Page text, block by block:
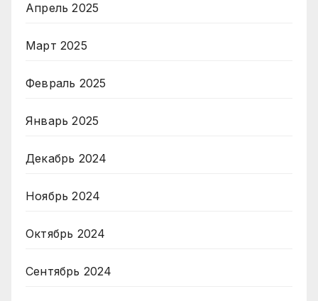
Апрель 2025
Март 2025
Февраль 2025
Январь 2025
Декабрь 2024
Ноябрь 2024
Октябрь 2024
Сентябрь 2024